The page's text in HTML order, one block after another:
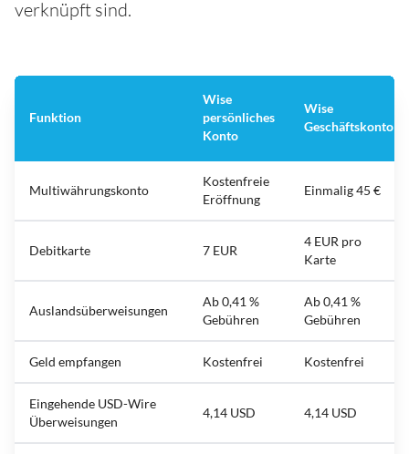
verknüpft sind.
Funktion
Wise
persönliches
Konto
Wise
Geschäftskonto
Multiwährungskonto
Kostenfreie
Eröffnung
Einmalig 45 €
Debitkarte 7 EUR
4 EUR pro
Karte
Auslandsüberweisungen
Ab 0,41 %
Gebühren
Ab 0,41 %
Gebühren
Geld empfangen Kostenfrei Kostenfrei
Eingehende USD-Wire
Überweisungen
4,14 USD 4,14 USD